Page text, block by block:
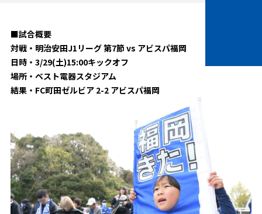
TOPチーム
試合情報
ファンクラブ
グッズ
メディア
試合情報
試合情報トップ
試合データ
順位表・ゴールランキング
観戦する
チケットを買う
チケット購入
チケット購入手順
チケット販売スケジュール
クラブを知るトップ
ＦＣ町田ゼルビアについて
選手・スタッフ紹介
ファンになる
ファンになるトップ
グッズを買う
■試合概要
対戦・明治安田J1リーグ 第7節 vs アビスパ福岡
日時・3/29(土)15:00キックオフ
場所・ベスト電器スタジアム
結果・FC町田ゼルビア 2-2 アビスパ福岡